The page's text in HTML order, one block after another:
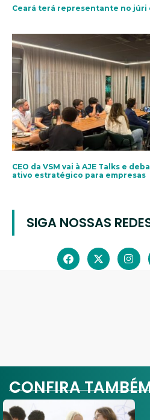
Ceará terá representante no júri
CEO da VSM vai à AJE Talks e
ativo estratégico para empresas
SIGA NOSSAS
CONFIRA